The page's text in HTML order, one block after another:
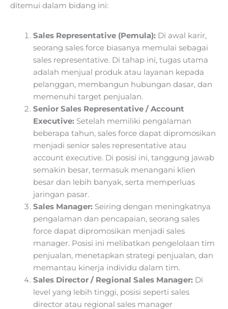
ditemui dalam bidang ini:
Sales Representative (Pemula): Di awal karir,
seorang sales force biasanya memulai sebagai
sales representative. Di tahap ini, tugas utama
adalah menjual produk atau layanan kepada
pelanggan, membangun hubungan dasar, dan
memenuhi target penjualan.
Senior Sales Representative / Account
Executive: Setelah memiliki pengalaman
beberapa tahun, sales force dapat dipromosikan
menjadi senior sales representative atau
account executive. Di posisi ini, tanggung jawab
semakin besar, termasuk menangani klien
besar dan lebih banyak, serta memperluas
jaringan pasar.
Sales Manager: Seiring dengan meningkatnya
pengalaman dan pencapaian, seorang sales
force dapat dipromosikan menjadi sales
manager. Posisi ini melibatkan pengelolaan tim
penjualan, menetapkan strategi penjualan, dan
memantau kinerja individu dalam tim.
Sales Director / Regional Sales Manager: Di
level yang lebih tinggi, posisi seperti sales
director atau regional sales manager